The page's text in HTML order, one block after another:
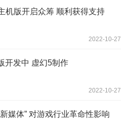
机版开启众筹 顺利获得支持
2022-10-27
开发中 虚幻5制作
2022-10-27
媒体” 对游戏行业革命性影响